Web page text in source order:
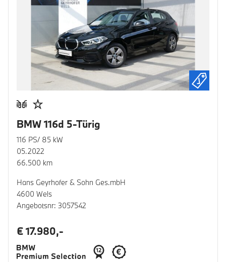
BMW 116d 5-Türig
116 PS/ 85 kW
05.2022
66.500 km
Hans Geyrhofer & Sohn Ges.mbH
4600 Wels
Angebotsnr: 3057542
€ 17.980,-